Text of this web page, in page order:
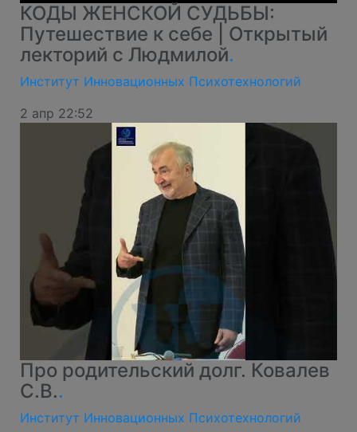
КОДЫ ЖЕНСКОЙ СУДЬБЫ:
Путешествие к себе | Открытый
лекторий с Людмилой.
Институт Инновационных Психотехнологий
2 апр 22:52
Про родительский долг. Ковалев
С.В..
Институт Инновационных Психотехнологий